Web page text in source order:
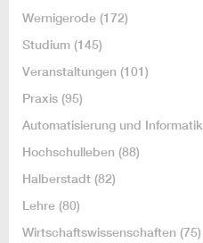
Wernigerode (172)
Studium (145)
Veranstaltungen (101)
Praxis (95)
Automatisierung und Informatik
Hochschulleben (88)
Halberstadt (82)
Lehre (80)
Wirtschaftswissenschaften (75)